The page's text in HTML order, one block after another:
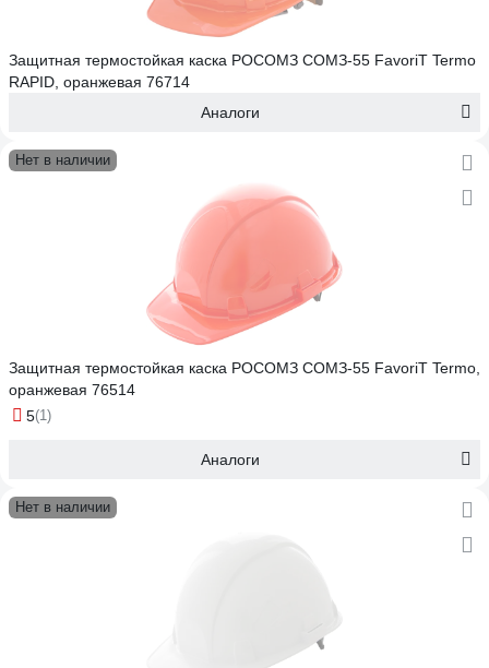
Защитная термостойкая каска РОСОМЗ СОМЗ-55 FavoriT Termo
RAPID, оранжевая 76714
Аналоги
Нет в наличии
Защитная термостойкая каска РОСОМЗ СОМЗ-55 FavoriT Termo,
оранжевая 76514
5(1)
Аналоги
Нет в наличии